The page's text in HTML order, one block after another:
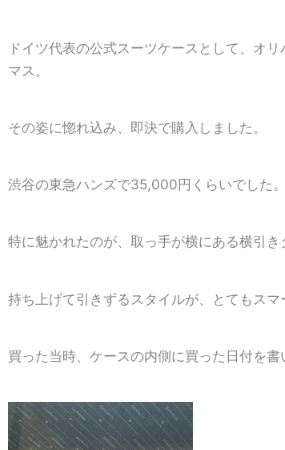
ドイツ代表の公式スーツケースとして、オ
マス。
その姿に惚れ込み、即決で購入しました。
渋谷の東急ハンズで35,000円くらいでした。
特に魅かれたのが、取っ手が横にある横引き
持ち上げて引きずるスタイルが、とてもスマ
買った当時、ケースの内側に買った日付を書